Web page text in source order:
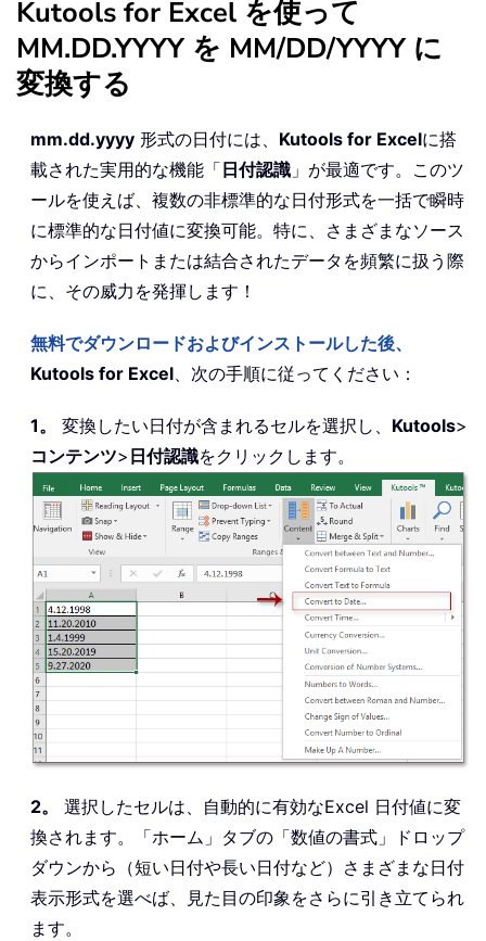
Kutools for Excel を使って
MM.DD.YYYY を MM/DD/YYYY に
変換する
mm.dd.yyyy 形式の日付には、 Kutools for Excelに搭
載された実用的な機能「 日付認識 」が最適です。このツ
ールを使えば、複数の非標準的な日付形式を一括で瞬時
に標準的な日付値に変換可能。特に、さまざまなソース
からインポートまたは結合されたデータを頻繁に扱う際
に、その威力を発揮します！
無料でダウンロードおよびインストールした後、
Kutools for Excel、次の手順に従ってください：
1。 変換したい日付が含まれるセルを選択し、 Kutools>
コンテンツ> 日付認識をクリックします。
2。
選択したセルは、自動的に有効なExcel 日付値に変
換されます。「ホーム」タブの「数値の書式」ドロップ
ダウンから（短い日付や長い日付など）さまざまな日付
表示形式を選べば、見た目の印象をさらに引き立てられ
ます。